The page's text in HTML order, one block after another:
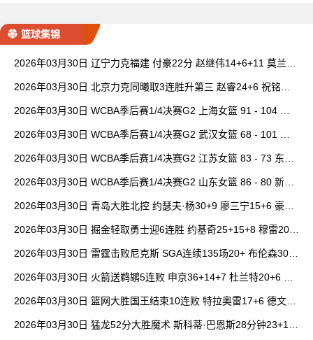
篮球集锦
2026年03月30日 辽宁力克福建 付豪22分 赵继伟14+6+11 莫兰德
2026年03月30日 北京力克同曦取3连胜升第三 赵睿24+6 祝铭震1
2026年03月30日 WCBA季后赛1/4决赛G2 上海女篮 91 - 104 四
2026年03月30日 WCBA季后赛1/4决赛G2 武汉女篮 68 - 101 山
2026年03月30日 WCBA季后赛1/4决赛G2 江苏女篮 83 - 73 东莞
2026年03月30日 WCBA季后赛1/4决赛G2 山东女篮 86 - 80 新疆
2026年03月30日 青岛大胜北控 约瑟夫·杨30+9 廖三宁15+6 豪斯
2026年03月30日 掘金轻取勇士迎6连胜 约基奇25+15+8 穆雷20+
2026年03月30日 雷霆击败尼克斯 SGA连续135场20+ 布伦森30分
2026年03月30日 火箭送鹈鹕5连败 申京36+14+7 杜兰特20+6 锡
2026年03月30日 篮网大胜国王结束10连败 特拉奥雷17+6 德文·
2026年03月30日 猛龙52分大胜魔术 斯科蒂·巴恩斯28分钟23+15